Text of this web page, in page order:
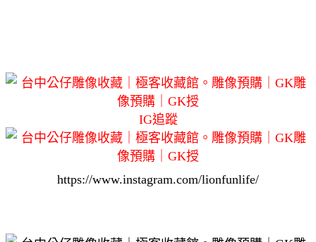
IG追蹤
https://www.instagram.com/lionfunlife/